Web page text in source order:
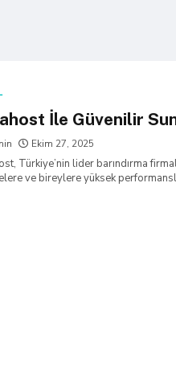
İle Güvenilir
Ekim 27, 2025
Türkiye’nin lider barındırma
ve bireylere yüksek